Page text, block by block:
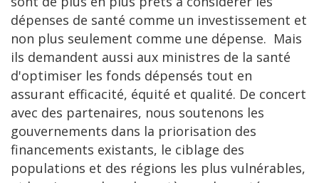
dépenses de santé comme un investissement et
non plus seulement comme une dépense. Mais
ils demandent aussi aux ministres de la santé
d'optimiser les fonds dépensés tout en
assurant efficacité, équité et qualité. De concert
avec des partenaires, nous soutenons les
gouvernements dans la priorisation des
financements existants, le ciblage des
populations et des régions les plus vulnérables,